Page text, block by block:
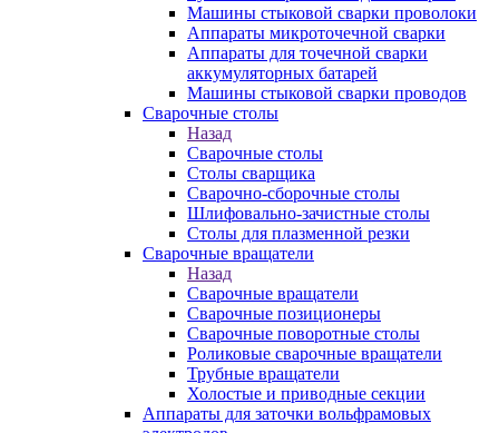
Машины стыковой сварки проволоки
Аппараты микроточечной сварки
Аппараты для точечной сварки
аккумуляторных батарей
Машины стыковой сварки проводов
Сварочные столы
Назад
Сварочные столы
Столы сварщика
Сварочно-сборочные столы
Шлифовально-зачистные столы
Столы для плазменной резки
Сварочные вращатели
Назад
Сварочные вращатели
Сварочные позиционеры
Сварочные поворотные столы
Роликовые сварочные вращатели
Трубные вращатели
Холостые и приводные секции
Аппараты для заточки вольфрамовых